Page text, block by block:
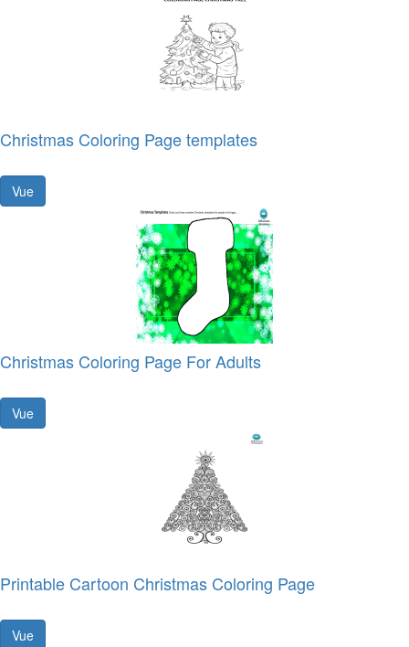
Christmas Coloring Page templates
Vue
Christmas Coloring Page For Adults
Vue
Printable Cartoon Christmas Coloring Page
Vue